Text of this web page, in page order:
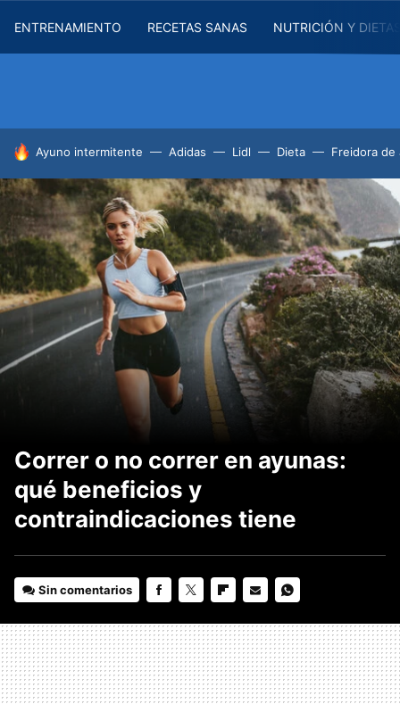
ENTRENAMIENTO RECETAS SANAS NUTRICIÓN Y
HOY SE HABLA DE
Ayuno intermitente Adidas Lidl Dieta Freidora de
Correr o no correr en ayunas:
qué beneficios y
contraindicaciones tiene
Sin comentarios
MAIL